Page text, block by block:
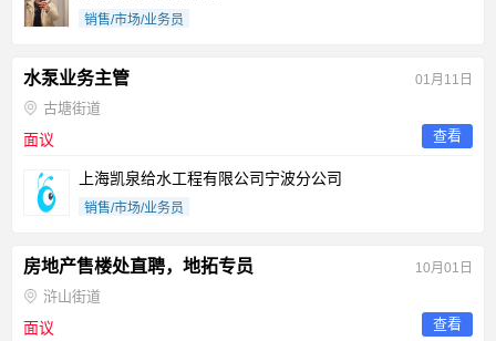
销售/市场/业务员
水泵业务主管 01月11日
古塘街道
面议 查看
上海凯泉给水工程有限公司宁波分公司
销售/市场/业务员
房地产售楼处直聘，地拓专员 10月01日
浒山街道
面议 查看